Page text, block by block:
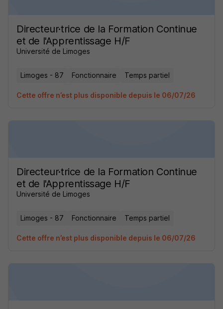
Directeur·trice de la Formation Continue
et de l'Apprentissage H/F
Université de Limoges
Limoges - 87 Fonctionnaire Temps partiel
Cette offre n’est plus disponible depuis le 06/07/26
Directeur·trice de la Formation Continue
et de l'Apprentissage H/F
Université de Limoges
Limoges - 87 Fonctionnaire Temps partiel
Cette offre n’est plus disponible depuis le 06/07/26